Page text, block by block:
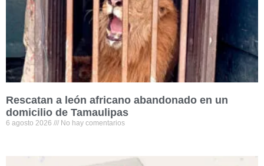
Rescatan a león africano abandonado en un
domicilio de Tamaulipas
6 agosto 2026 No hay comentarios